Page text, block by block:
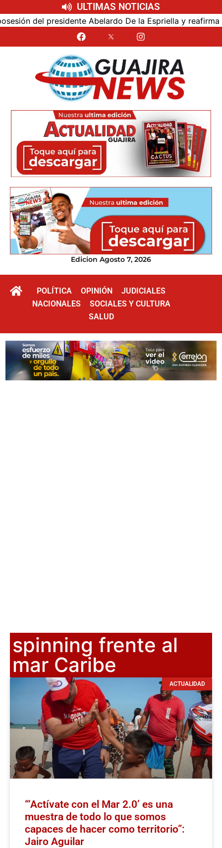
ULTIMAS NOTICIAS
del presidente Abelardo De la Espriella y reafirma su
Edicion Agosto 7, 2026
POLÍTICA OPINIÓN
JUDICIALES
NACIONALES
SOCIALES Y CULTURA
SALUD
spinning frente al
mar Caribe
ACTUALIDAD
“‘Actívate con el Mar 2.0’ es una
muestra de todo lo que somos
capaces de hacer como territorio”:
Jairo Aguilar